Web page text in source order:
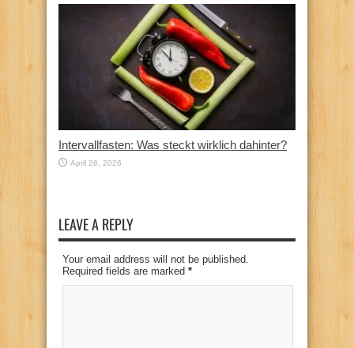
Intervallfasten: Was steckt wirklich dahinter?
April 26, 2026
LEAVE A REPLY
Your email address will not be published.
Required fields are marked *